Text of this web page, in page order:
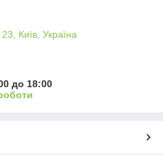
Київ, Україна
до 18:00